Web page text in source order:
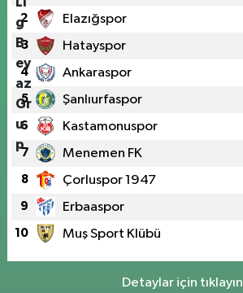
2 Elazığspor
3 Hatayspor
4 Ankaraspor
5 Şanlıurfaspor
6 Kastamonuspor
7 Menemen FK
8 Çorluspor 1947
9 Erbaaspor
10 Muş Sport Klübü
Detaylar için tıklayın